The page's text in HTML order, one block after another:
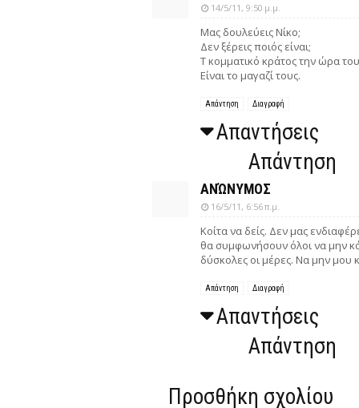
14/5/11, 9:50 μ.μ.
Μας δουλεύεις Νίκο;
Δεν ξέρεις ποιός είναι;
Τ κομματικό κράτος την ώρα του
Είναι το μαγαζί τους.
Απάντηση Διαγραφή
Απαντήσεις
Απάντηση
ΑΝΏΝΥΜΟΣ
16/5/11, 6:56 π.μ.
Κοίτα να δείς. Δεν μας
θα συμφωνήσουν όλοι να μην
δύσκολες οι μέρες. Να μην μου
Απάντηση Διαγραφή
Απαντήσεις
Απάντηση
Προσθήκη σχολίου